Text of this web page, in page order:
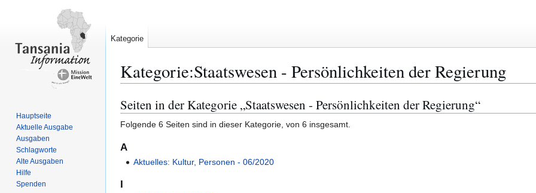
Kategorie:Staatswesen - Persönlichkeiten der Regierung
Zur
Navigation
springen
Zur
Suche
springen
Seiten in der Kategorie „Staatswesen - Persönlichkeiten der Regierung“
Folgende 6 Seiten sind in dieser Kategorie, von 6 insgesamt.
A
Aktuelles: Kultur, Personen - 06/2020
I
Kategorie
Hauptseite
Aktuelle Ausgabe
Ausgaben
Schlagworte
Alte Ausgaben
Hilfe
Spenden